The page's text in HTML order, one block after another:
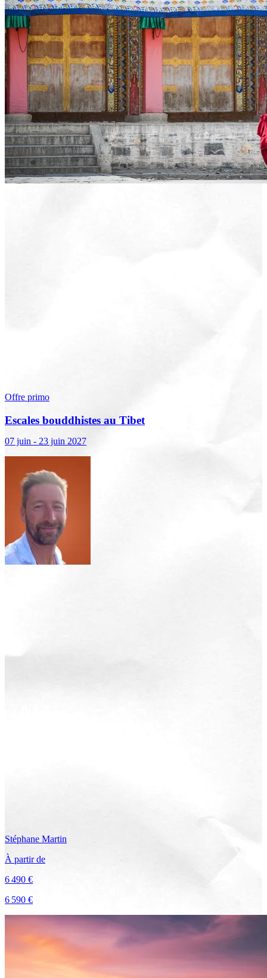
Offre primo
Escales bouddhistes au Tibet
07 juin - 23 juin 2027
Stéphane Martin
À partir de
6 490 €
6 590 €
Voir le voyage